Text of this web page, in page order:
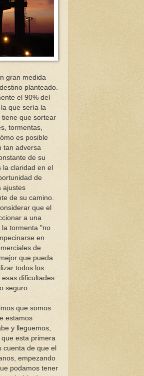
gran medida
planteado.
el 90% del
que sería la
que sortear
tormentas,
es posible
tan adversa
de su
claridad en el
de
ajustes
de su camino.
que el
a una
tormenta "no
en
de
que pueda
todos los
dificultades
seguro.
que somos
estamos
y lleguemos,
esta primera
de que el
empezando
podamos tener